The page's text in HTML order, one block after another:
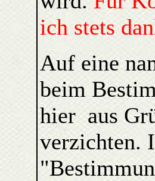
ich stets
Auf eine
beim
hier aus
verzichten.